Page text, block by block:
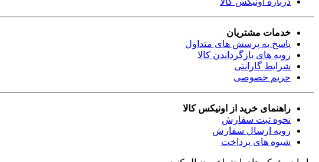
خدمات مشتریان
پاسخ به پرسش های متداول
رویه های بازگرداندن کالا
شرایط گارانتی
حریم خصوصی
راهنمای خرید از اونیکس کالا
نحوه ثبت سفارش
رویه ارسال سفارش
شیوه های پرداخت